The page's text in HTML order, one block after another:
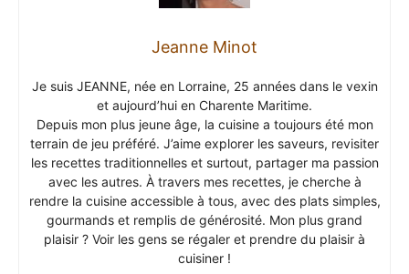
Jeanne Minot
Je suis JEANNE, née en Lorraine, 25 années dans le vexin
et aujourd’hui en Charente Maritime.
Depuis mon plus jeune âge, la cuisine a toujours été mon
terrain de jeu préféré. J’aime explorer les saveurs, revisiter
les recettes traditionnelles et surtout, partager ma passion
avec les autres. À travers mes recettes, je cherche à
rendre la cuisine accessible à tous, avec des plats simples,
gourmands et remplis de générosité. Mon plus grand
plaisir ? Voir les gens se régaler et prendre du plaisir à
cuisiner !